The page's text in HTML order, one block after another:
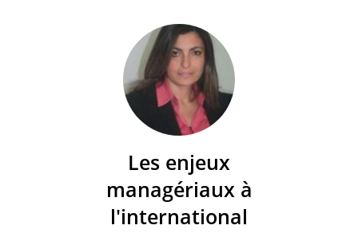
Les enjeux
managériaux à
l'international